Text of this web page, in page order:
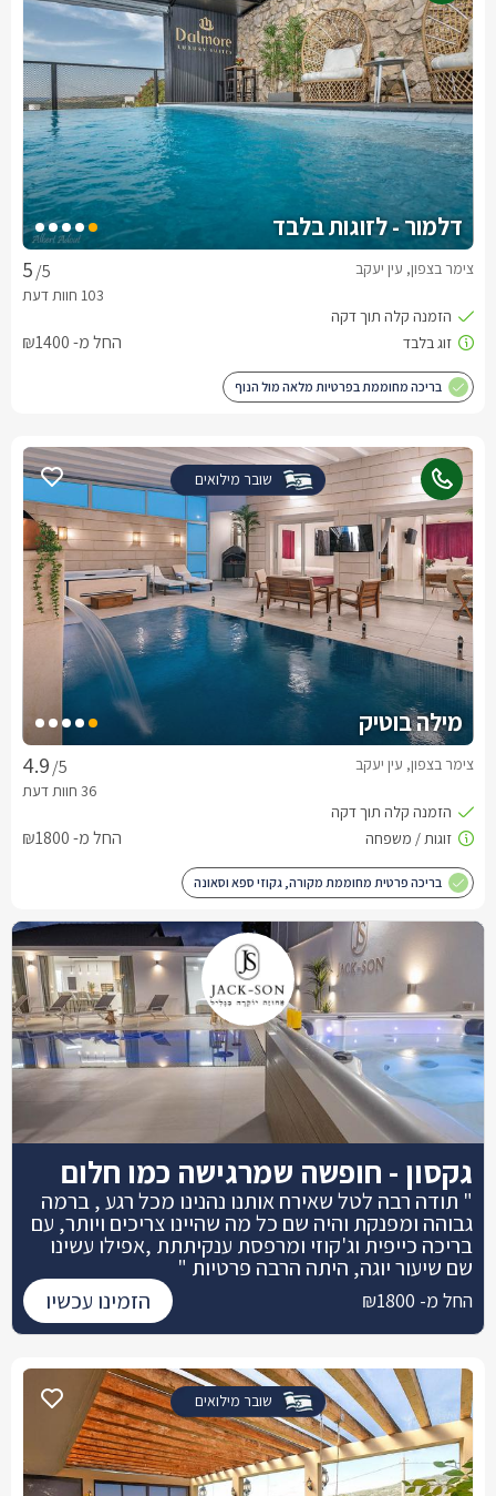
דלמור - לזוגות בלבד
/5 צימר בצפון, עין יעקב
החל מ- ₪1400
בריכה מחוממת בפרטיות מלאה מול הנוף
שובר מילואים
מילה בוטיק
/5 צימר בצפון, עין יעקב
החל מ- ₪1800
בריכה פרטית מחוממת מקורה, גקוזי ספא וסאונה
שובר מילואים
גקסון - חופשה שמרגישה כמו חלום
" תודה רבה לטל שאירח אותנו נהנינו מכל רגע , ברמה
גבוהה ומפנקת והיה שם כל מה שהיינו צריכים ויותר, עם
בריכה כייפית וג'קוזי ומרפסת ענקיתתת ,אפילו עשינו
שם שיעור יוגה, היתה הרבה פרטיות "
החל מ- ₪1800 הזמינו עכשיו